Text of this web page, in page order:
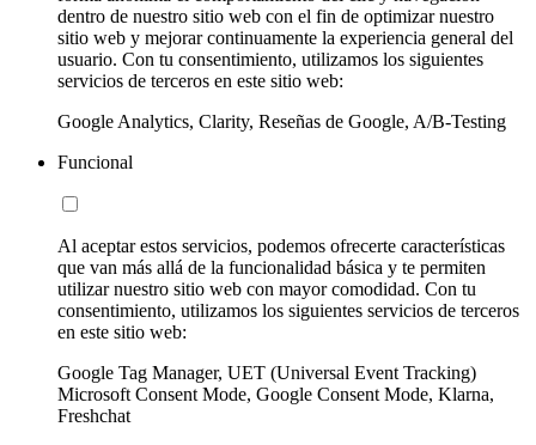
dentro de nuestro sitio web con el fin de optimizar nuestro
sitio web y mejorar continuamente la experiencia general del
usuario. Con tu consentimiento, utilizamos los siguientes
servicios de terceros en este sitio web:
Google Analytics, Clarity, Reseñas de Google, A/B-Testing
Funcional
Al aceptar estos servicios, podemos ofrecerte características
que van más allá de la funcionalidad básica y te permiten
utilizar nuestro sitio web con mayor comodidad. Con tu
consentimiento, utilizamos los siguientes servicios de terceros
en este sitio web:
Google Tag Manager, UET (Universal Event Tracking)
Microsoft Consent Mode, Google Consent Mode, Klarna,
Freshchat